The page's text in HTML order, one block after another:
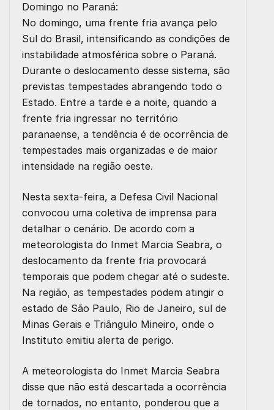
Domingo no Paraná:
No domingo, uma frente fria avança pelo
Sul do Brasil, intensificando as condições de
instabilidade atmosférica sobre o Paraná.
Durante o deslocamento desse sistema, são
previstas tempestades abrangendo todo o
Estado. Entre a tarde e a noite, quando a
frente fria ingressar no território
paranaense, a tendência é de ocorrência de
tempestades mais organizadas e de maior
intensidade na região oeste.
Nesta sexta-feira, a Defesa Civil Nacional
convocou uma coletiva de imprensa para
detalhar o cenário. De acordo com a
meteorologista do Inmet Marcia Seabra, o
deslocamento da frente fria provocará
temporais que podem chegar até o sudeste.
Na região, as tempestades podem atingir o
estado de São Paulo, Rio de Janeiro, sul de
Minas Gerais e Triângulo Mineiro, onde o
Instituto emitiu alerta de perigo.
A meteorologista do Inmet Marcia Seabra
disse que não está descartada a ocorrência
de tornados, no entanto, ponderou que a